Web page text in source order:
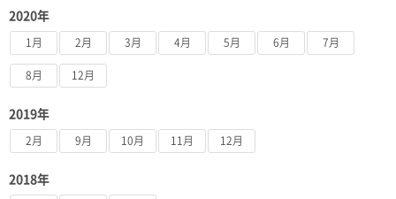
2020年
1月 2月 3月 4月 5月 6月 7月
8月 12月
2019年
2月 9月 10月 11月 12月
2018年